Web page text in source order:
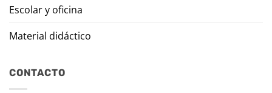
Escolar y oficina
Material didáctico
CONTACTO